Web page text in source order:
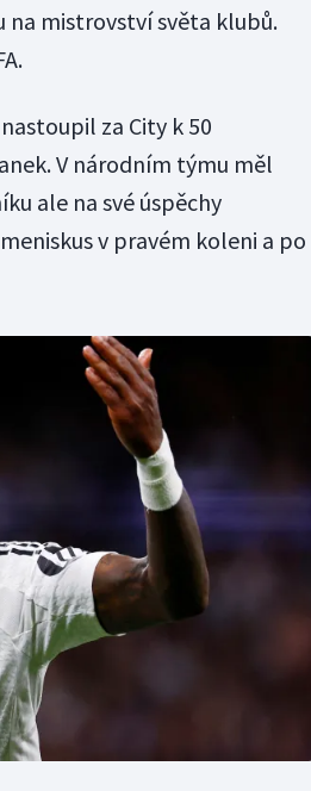
mistrovství světa klubů.
za City k 50
V národním týmu měl
ale na své úspěchy
v pravém koleni a po